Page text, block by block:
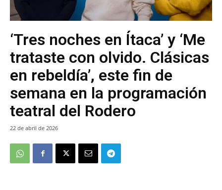
‘Tres noches en Ítaca’ y ‘Me
trataste con olvido. Clásicas
en rebeldía’, este fin de
semana en la programación
teatral del Rodero
22 de abril de 2026